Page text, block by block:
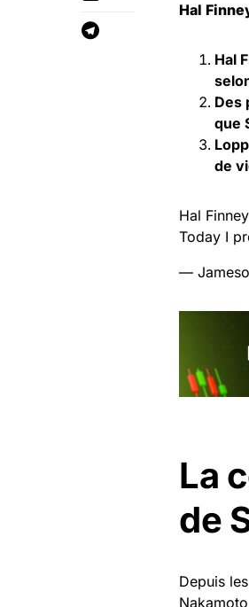
Hal
Hal
Des
que
de
Hal
Today I
—
La
de
Depuis